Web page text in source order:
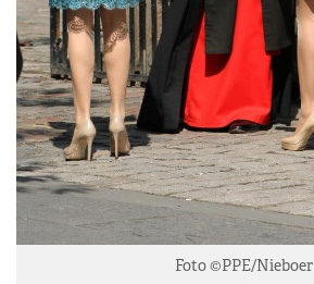
Foto ©PPE/Nieboer